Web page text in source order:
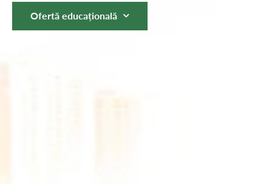
Ofertă educațională